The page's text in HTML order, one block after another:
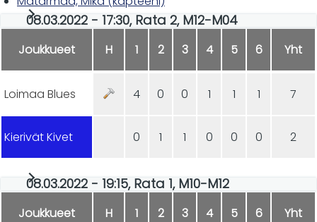
08.03.2022 - 17:30, Rata 2, M12-M04
Joukkueet H 1 2 3 4 5 6 Yht
Loimaa Blues 4 0 0 1 1 1 7
Kierivät Kivet 0 1 1 0 0 0 2
08.03.2022 - 19:15, Rata 1, M10-M12
Joukkueet H 1 2 3 4 5 6 Yht